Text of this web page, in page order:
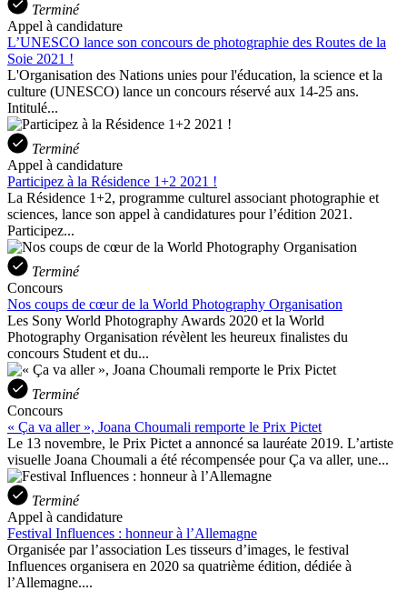
Terminé
Appel à candidature
L’UNESCO lance son concours de photographie des Routes de la
Soie 2021 !
L'Organisation des Nations unies pour l'éducation, la science et la
culture (UNESCO) lance un concours réservé aux 14-25 ans.
Intitulé...
Terminé
Appel à candidature
Participez à la Résidence 1+2 2021 !
La Résidence 1+2, programme culturel associant photographie et
sciences, lance son appel à candidatures pour l’édition 2021.
Participez...
Terminé
Concours
Nos coups de cœur de la World Photography Organisation
Les Sony World Photography Awards 2020 et la World
Photography Organisation révèlent les heureux finalistes du
concours Student et du...
Terminé
Concours
« Ça va aller », Joana Choumali remporte le Prix Pictet
Le 13 novembre, le Prix Pictet a annoncé sa lauréate 2019. L’artiste
visuelle Joana Choumali a été récompensée pour Ça va aller, une...
Terminé
Appel à candidature
Festival Influences : honneur à l’Allemagne
Organisée par l’association Les tisseurs d’images, le festival
Influences organisera en 2020 sa quatrième édition, dédiée à
l’Allemagne....